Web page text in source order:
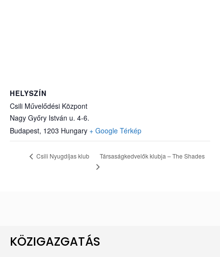
HELYSZÍN
Csili Művelődési Központ
Nagy Győry István u. 4-6.
Budapest, 1203 Hungary + Google Térkép
Csili Nyugdíjas klub Társaságkedvelők klubja – The Shades
KÖZIGAZGATÁS